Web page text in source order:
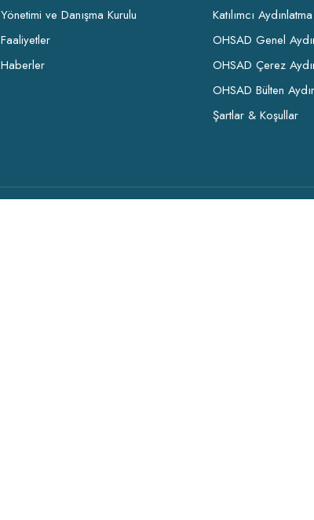
Yönetimi ve Danışma Kurulu
Faaliyetler
Haberler
Katılımcı
OHSAD Genel
OHSAD Çerez
OHSAD Bülten
Şartlar & Koşullar